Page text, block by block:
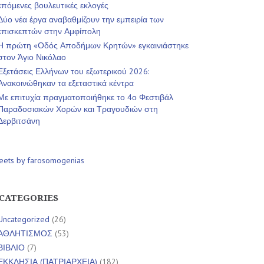
βουλευτικές εκλογές
νέα έργα αναβαθμίζουν την εμπειρία των
στην Αμφίπολη
πρώτη «Οδός Αποδήμων Κρητών» εγκαινιάστηκε
Άγιο Νικόλαο
Ελλήνων του εξωτερικού 2026:
τα εξεταστικά κέντρα
επιτυχία πραγματοποιήθηκε το 4ο Φεστιβάλ
Χορών και Τραγουδιών στη
by farosomogenias
(26)
(53)
(7)
(ΠΑΤΡΙΑΡΧΕΙΑ) (182)